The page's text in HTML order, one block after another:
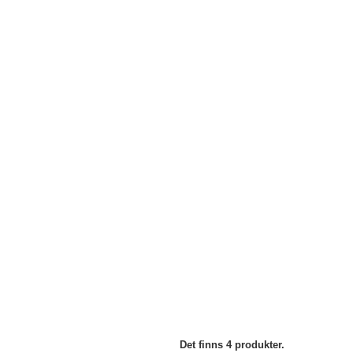
Det finns 4 produkter.